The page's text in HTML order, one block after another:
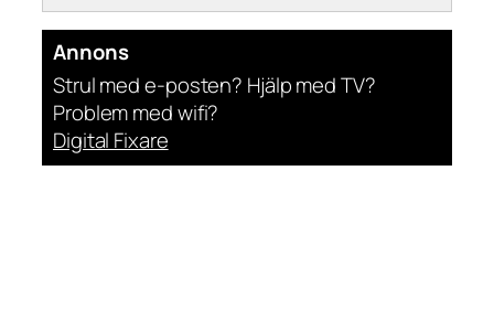
Annons
Strul med e-posten? Hjälp med TV?
Problem med wifi?
Digital Fixare